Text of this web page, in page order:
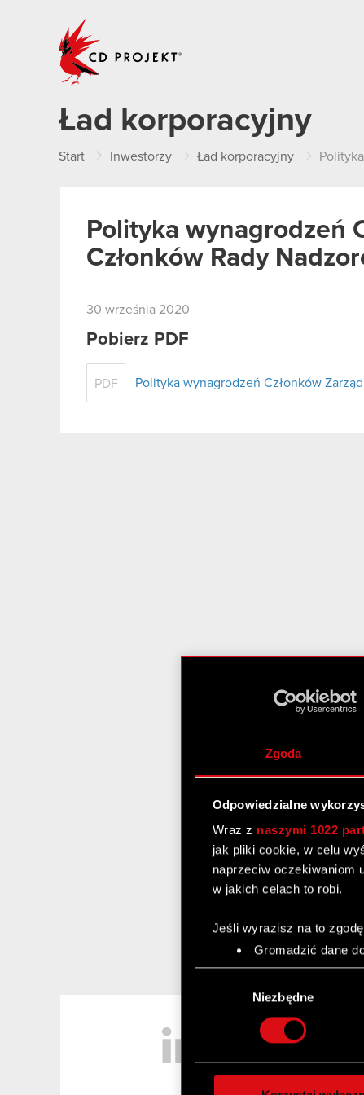
Zgoda
Odpowiedzialne
Wraz z naszymi 1022
jak pliki cookie, w celu
naprzeciw oczekiwaniom
w jakich celach to robi.
Jeśli wyrazisz na to
Gromadzić dane
Identyfikować
Dowiedz się więcej
szczegółów . W
Wykorzystujemy pliki
Niezbędne
Ład korporacyjny
Start Inwestorzy Ład korporacyjny Polityka
Polityka wynagrodzeń
Członków Rady
30 września 2020
Pobierz PDF
PDF Polityka wynagrodzeń Członków